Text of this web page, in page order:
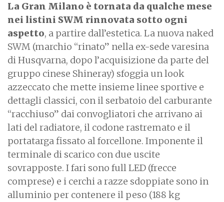
La Gran Milano è tornata da qualche mese
nei listini SWM rinnovata sotto ogni
aspetto, a partire dall’estetica. La nuova naked
SWM (marchio “rinato” nella ex-sede varesina
di Husqvarna, dopo l’acquisizione da parte del
gruppo cinese Shineray) sfoggia un look
azzeccato che mette insieme linee sportive e
dettagli classici, con il serbatoio del carburante
“racchiuso” dai convogliatori che arrivano ai
lati del radiatore, il codone rastremato e il
portatarga fissato al forcellone. Imponente il
terminale di scarico con due uscite
sovrapposte. I fari sono full LED (frecce
comprese) e i cerchi a razze sdoppiate sono in
alluminio per contenere il peso (188 kg